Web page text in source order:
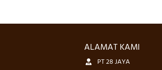
ALAMAT KAMI
PT 28 JAYA